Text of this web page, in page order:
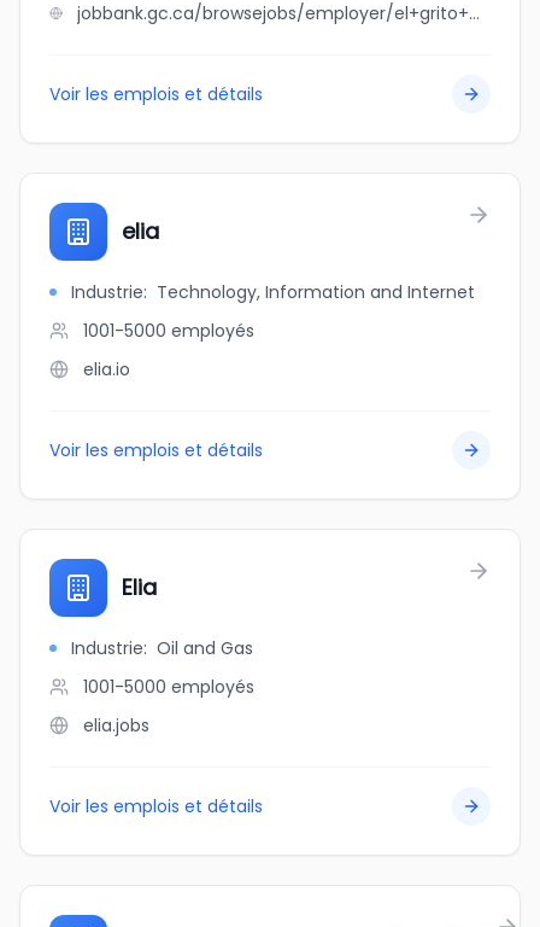
jobbank.gc.ca/browsejobs/employer/el+grito+mexicano+restaurant/ca
Voir les emplois et détails
elia
Industrie: Technology, Information and Internet
1001-5000 employés
elia.io
Voir les emplois et détails
Elia
Industrie: Oil and Gas
1001-5000 employés
elia.jobs
Voir les emplois et détails